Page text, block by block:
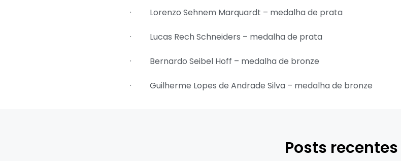
· Lorenzo Sehnem Marquardt – medalha de prata
· Lucas Rech Schneiders – medalha de prata
· Bernardo Seibel Hoff – medalha de bronze
· Guilherme Lopes de Andrade Silva – medalha de bronze
Posts recentes